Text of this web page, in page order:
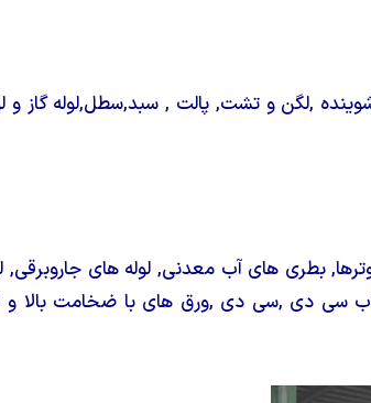
,لگن و تشت, پالت , سبد,سطل,لوله گاز و
بطری های آب معدنی, لوله های
دی ,سی دی ,ورق های با ضخامت بالا و